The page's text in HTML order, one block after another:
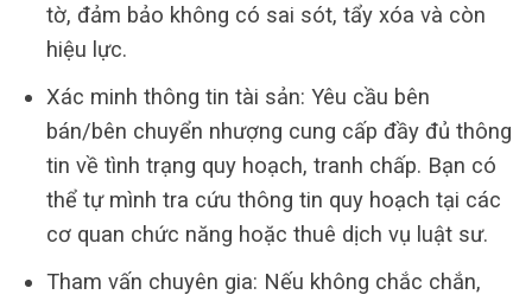
tờ, đảm bảo không có sai sót, tẩy xóa và còn
hiệu lực.
Xác minh thông tin tài sản: Yêu cầu bên
bán/bên chuyển nhượng cung cấp đầy đủ thông
tin về tình trạng quy hoạch, tranh chấp. Bạn có
thể tự mình tra cứu thông tin quy hoạch tại các
cơ quan chức năng hoặc thuê dịch vụ luật sư.
Tham vấn chuyên gia: Nếu không chắc chắn,